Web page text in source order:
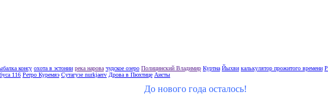
консу охота в эстонии река нарова чудское озеро Полицинский Владимир Куртна Йыхви калькулятор прожитого времени
116 Ретро Куремяэ Сутагузе nurkjaerv Дрова в Пюхтице Аисты
До нового года осталось!